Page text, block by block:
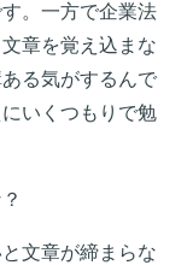
。一方で企業法
章を覚え込まな
る気がするんで
いくつもりで勉
文章が締まらな